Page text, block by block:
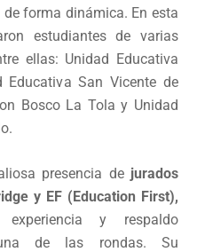
de forma dinámica. En esta
estudiantes de varias
ellas: Unidad Educativa
Educativa San Vicente de
Bosco La Tola y Unidad
presencia de jurados
y EF (Education First),
y respaldo
de las rondas. Su